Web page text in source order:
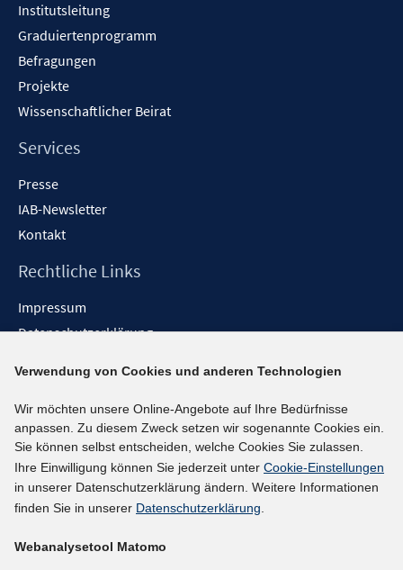
Institutsleitung
Graduiertenprogramm
Befragungen
Projekte
Wissenschaftlicher Beirat
Services
Presse
IAB-Newsletter
Kontakt
Rechtliche Links
Impressum
Datenschutzerklärung
Barrieren melden
Social-Media-Kanäle
BlueSky
YouTube
LinkedIn
kununu
Verwendung von Cookies und anderen Technologien
Wir möchten unsere Online-Angebote auf Ihre Bedürfnisse
anpassen. Zu diesem Zweck setzen wir sogenannte Cookies ein.
Sie können selbst entscheiden, welche Cookies Sie zulassen.
Ihre Einwilligung können Sie jederzeit unter Cookie-Einstellungen
in unserer Datenschutzerklärung ändern. Weitere Informationen
finden Sie in unserer Datenschutzerklärung.
Webanalysetool Matomo